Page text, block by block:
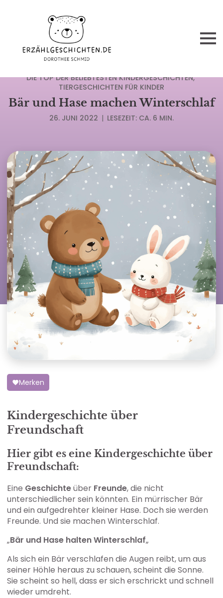
DIE TOP DER BELIEBTESTEN KINDERGESCHICHTEN
TIERGESCHICHTEN FÜR KINDER
Bär und Hase machen Winterschlaf
26. JUNI 2022 | LESEZEIT: CA. 6 MIN.
Merken
Kindergeschichte über
Freundschaft
Hier gibt es eine Kindergeschichte über
Freundschaft:
Eine Geschichteüber Freunde, die nicht
unterschiedlicher sein könnten. Ein mürrischer Bär
und ein aufgedrehter kleiner Hase. Doch sie werden
Freunde. Und sie machen Winterschlaf.
„Bär und Hase halten Winterschlaf„
Als sich ein Bär verschlafen die Augen reibt, um aus
seiner Höhle heraus zu schauen, scheint die Sonne.
Sie scheint so hell, dass er sich erschrickt und schnell
wieder umdreht.